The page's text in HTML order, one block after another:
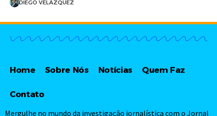
DIEGO VELÁZQUEZ
Home Sobre Nós Notícias Quem Faz
Contato
Mergulhe no mundo da investigação jornalística com o Jornal